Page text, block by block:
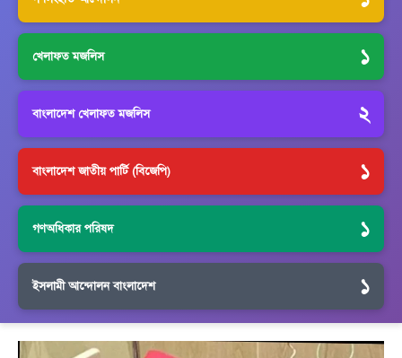
খেলাফত মজলিস ১
বাংলাদেশ খেলাফত মজলিস ২
বাংলাদেশ জাতীয় পার্টি (বিজেপি) ১
গণঅধিকার পরিষদ ১
ইসলামী আন্দোলন বাংলাদেশ ১